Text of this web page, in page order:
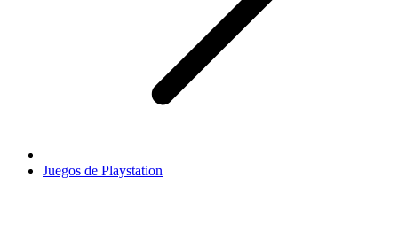
Juegos de Playstation